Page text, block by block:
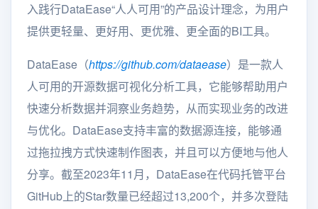
入践行DataEase“人人可用”的产品设计理念，为用户
提供更轻量、更好用、更优雅、更全面的BI工具。
DataEase（https://github.com/dataease）是一款人
人可用的开源数据可视化分析工具，它能够帮助用户
快速分析数据并洞察业务趋势，从而实现业务的改进
与优化。DataEase支持丰富的数据源连接，能够通
过拖拉拽方式快速制作图表，并且可以方便地与他人
分享。截至2023年11月，DataEase在代码托管平台
GitHub上的Star数量已经超过13,200个，并多次登陆